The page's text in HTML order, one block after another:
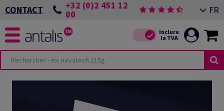
CONTACT +32 (0)2 451 12
00 FR